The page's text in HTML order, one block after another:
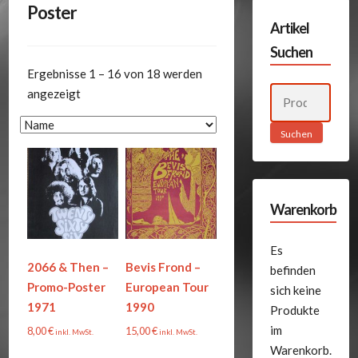
Poster
Ergebnisse 1 – 16 von 18 werden
angezeigt
2066 & Then –
Promo-Poster
1971
8,00€inkl. MwSt.
Bevis Frond –
European Tour
1990
15,00€inkl. MwSt.
Artikel
Suchen
Suchen
Warenkorb
Es
befinden
sich keine
Produkte
im
Warenkorb.